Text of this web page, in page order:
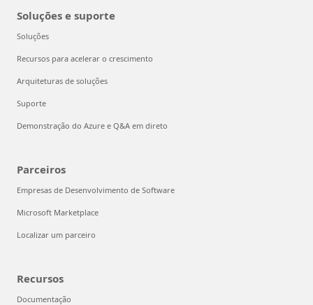
Soluções e suporte
Soluções
Recursos para acelerar o crescimento
Arquiteturas de soluções
Suporte
Demonstração do Azure e Q&A em direto
Parceiros
Empresas de Desenvolvimento de Software
Microsoft Marketplace
Localizar um parceiro
Recursos
Documentação